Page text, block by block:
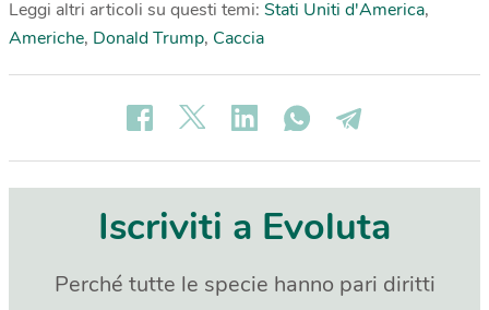
Leggi altri articoli su questi temi: Stati Uniti d'America,
Americhe, Donald Trump, Caccia
Iscriviti a Evoluta
Perché tutte le specie hanno pari diritti